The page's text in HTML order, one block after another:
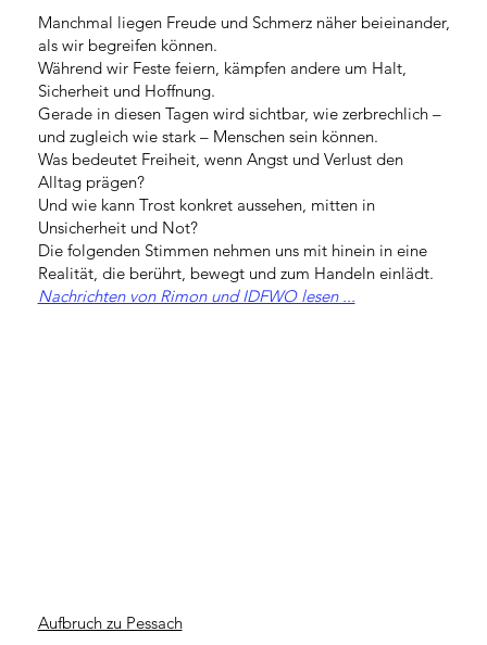
Aufbruch zu Pessach
Manchmal liegen Freude und Schmerz näher beieinander,
als wir begreifen können.
Während wir Feste feiern, kämpfen andere um Halt,
Sicherheit und Hoffnung.
Gerade in diesen Tagen wird sichtbar, wie zerbrechlich –
und zugleich wie stark – Menschen sein können.
Was bedeutet Freiheit, wenn Angst und Verlust den
Alltag prägen?
Und wie kann Trost konkret aussehen, mitten in
Unsicherheit und Not?
Die folgenden Stimmen nehmen uns mit hinein in eine
Realität, die berührt, bewegt und zum Handeln einlädt.
Nachrichten von Rimon und IDFWO lesen ...